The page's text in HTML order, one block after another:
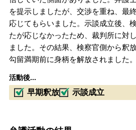
を提示しましたが、交渉を重ね、最
応じてもらいました。示談成立後、
たが応じなかったため、裁判所に対
ました。その結果、検察官側から釈
勾留満期前に身柄を解放されました。
活動後...
早期釈放 示談成立